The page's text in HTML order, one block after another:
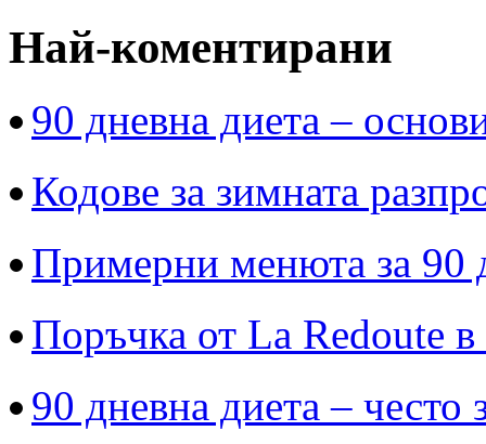
Най-коментирани
90 дневна диета –
Кодове за зимната
Примерни менюта за 90
Поръчка от La Redoute
90 дневна диета – често